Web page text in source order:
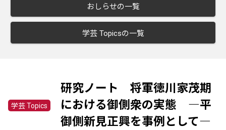
おしらせの一覧
学芸 Topicsの一覧
学芸 Topics
研究ノート 将軍徳川家茂期
における御側衆の実態 ―平
御側新見正興を事例として―